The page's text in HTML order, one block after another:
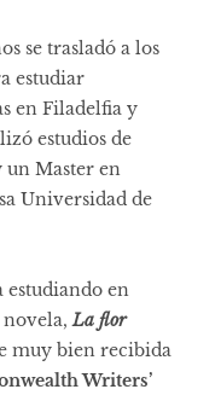
se trasladó a los
estudiar
en Filadelfia y
estudios de
Master en
Universidad de
estudiando en
La flor
muy bien recibida
Writers’